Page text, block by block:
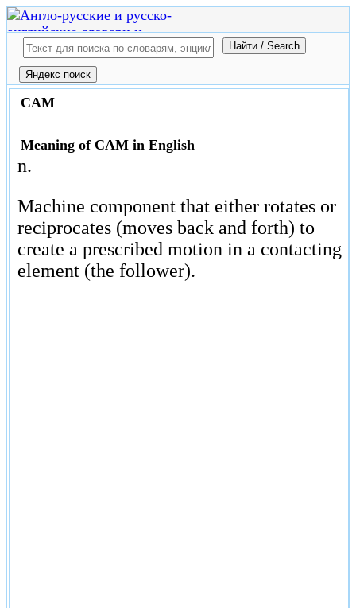
CAM
Meaning of CAM in English
n.
Machine component that either rotates or
reciprocates (moves back and forth) to
create a prescribed motion in a contacting
element (the follower).